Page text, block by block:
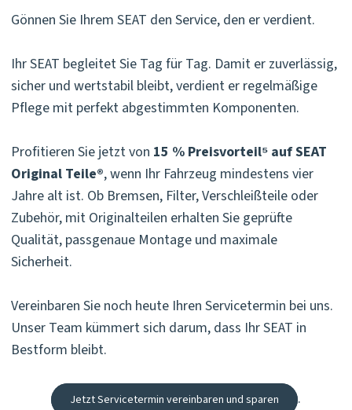
Gönnen Sie Ihrem SEAT den Service, den er verdient.
Ihr SEAT begleitet Sie Tag für Tag. Damit er zuverlässig,
sicher und wertstabil bleibt, verdient er regelmäßige
Pflege mit perfekt abgestimmten Komponenten.
Profitieren Sie jetzt von 15 % Preisvorteil⁵ auf SEAT
Original Teile®, wenn Ihr Fahrzeug mindestens vier
Jahre alt ist. Ob Bremsen, Filter, Verschleißteile oder
Zubehör, mit Originalteilen erhalten Sie geprüfte
Qualität, passgenaue Montage und maximale
Sicherheit.
Vereinbaren Sie noch heute Ihren Servicetermin bei uns.
Unser Team kümmert sich darum, dass Ihr SEAT in
Bestform bleibt.
Jetzt Servicetermin vereinbaren und sparen .